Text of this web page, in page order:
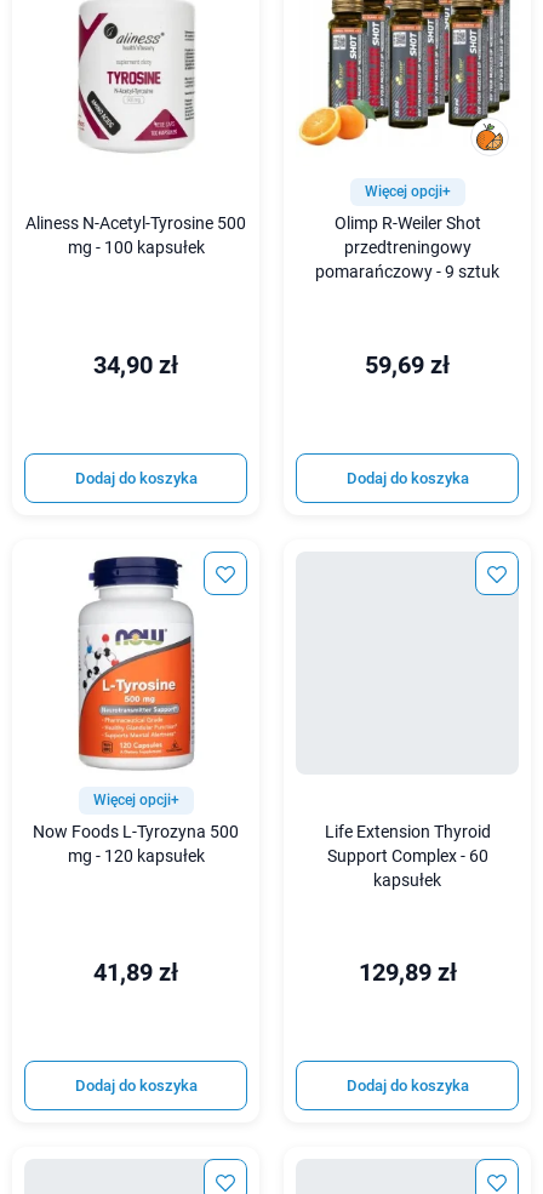
Aliness N-Acetyl-Tyrosine 500
mg - 100 kapsułek
34,90 zł
Dodaj do koszyka
Więcej opcji+
Olimp R-Weiler Shot
przedtreningowy
pomarańczowy - 9 sztuk
59,69 zł
Dodaj do koszyka
Więcej opcji+
Now Foods L-Tyrozyna 500
mg - 120 kapsułek
41,89 zł
Dodaj do koszyka
Life Extension Thyroid
Support Complex - 60
kapsułek
129,89 zł
Dodaj do koszyka